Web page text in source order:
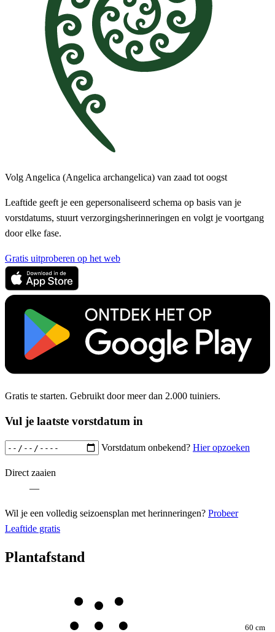
Volg Angelica (Angelica archangelica) van zaad tot oogst
Leaftide geeft je een gepersonaliseerd schema op basis van je
vorstdatums, stuurt verzorgingsherinneringen en volgt je voortgang
door elke fase.
Gratis uitproberen op het web
Gratis te starten. Gebruikt door meer dan 2.000 tuiniers.
Vul je laatste vorstdatum in
Vorstdatum onbekend? Hier opzoeken
Direct zaaien
—
Wil je een volledig seizoensplan met herinneringen? Probeer
Leaftide gratis
Plantafstand
60 cm